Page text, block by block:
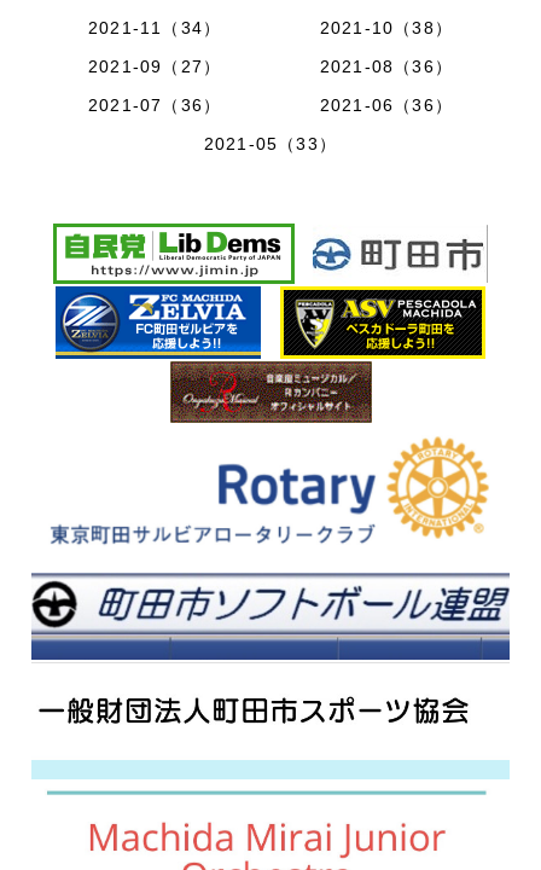
2021-11（34）
2021-10（38）
2021-09（27）
2021-08（36）
2021-07（36）
2021-06（36）
2021-05（33）